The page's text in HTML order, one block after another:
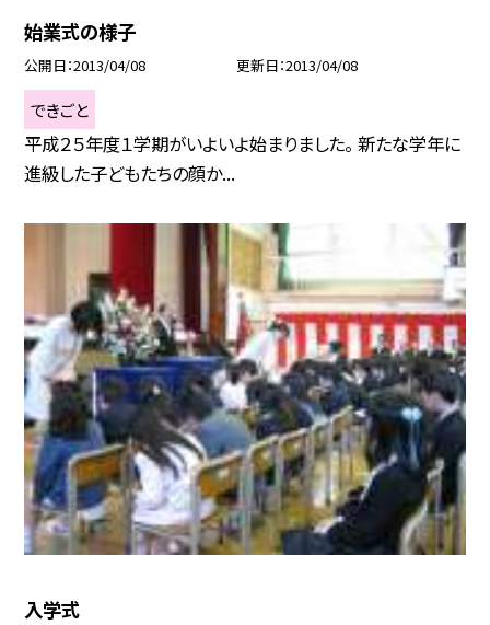
始業式の様子
公開日 2013/04/08 更新日 2013/04/08
できごと
平成２５年度１学期がいよいよ始まりました。 新たな学年に
進級した子どもたちの顔か...
入学式